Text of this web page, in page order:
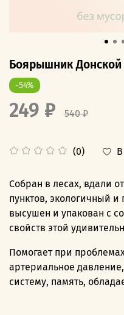
Боярышник
(0)
-54%
249 ₽ 540 ₽
Собран в лесах, вдали
пунктов, экологичный
высушен и упакован с
свойств этой
Помогает при
артериальное
систему, память,